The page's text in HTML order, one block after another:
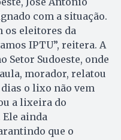
com a situação.
os eleitores da
IPTU”, reitera. A
Setor Sudoeste, onde
morador, relatou
o lixo não vem
a lixeira do
ainda
que o